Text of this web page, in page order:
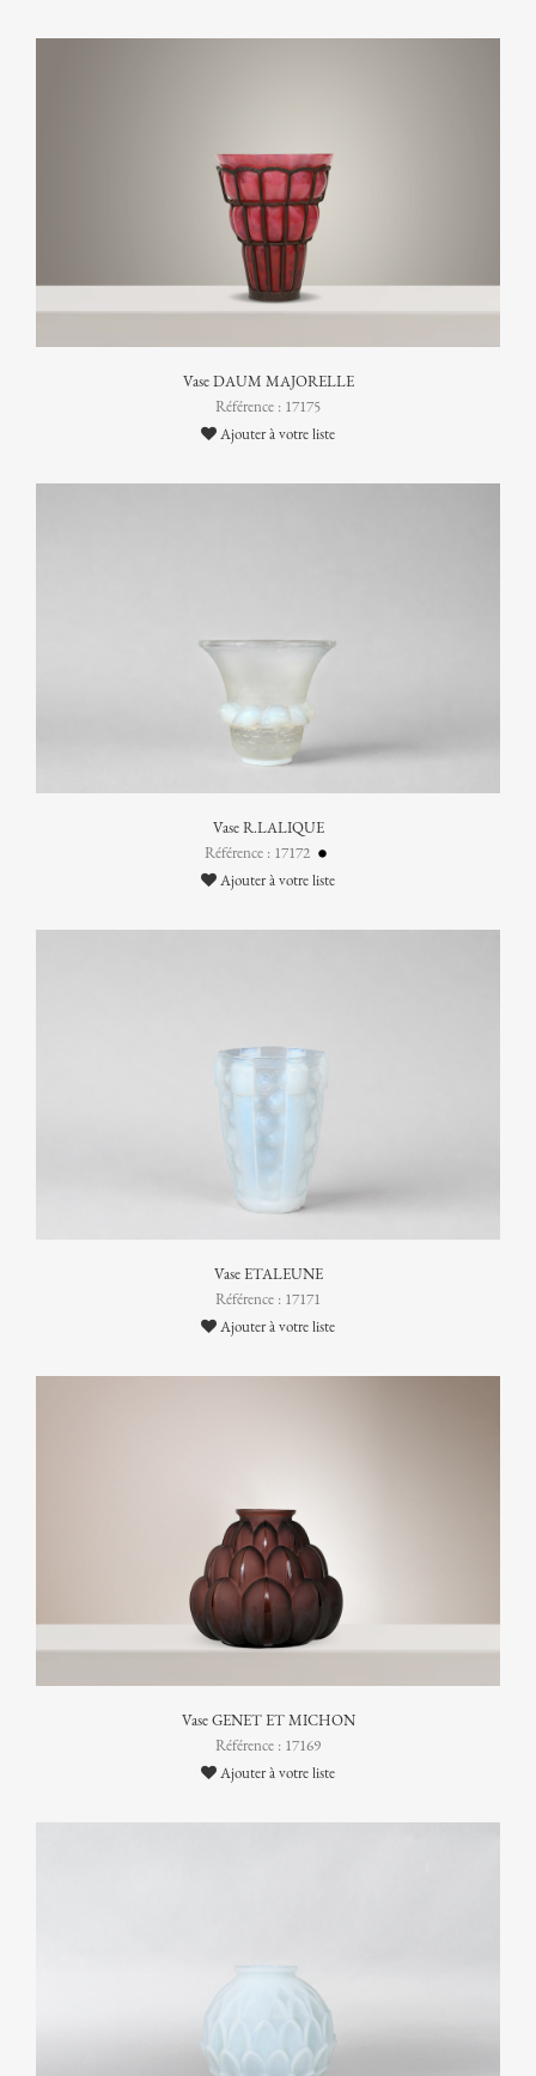
Vase DAUM MAJORELLE
Référence : 17175
Ajouter à votre liste
Vase R.LALIQUE
Référence : 17172
Ajouter à votre liste
Vase ETALEUNE
Référence : 17171
Ajouter à votre liste
Vase GENET ET MICHON
Référence : 17169
Ajouter à votre liste